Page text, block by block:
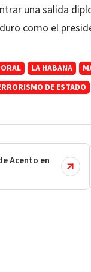
una salida
como el
LA HABANA
DE ESTADO
Acento en